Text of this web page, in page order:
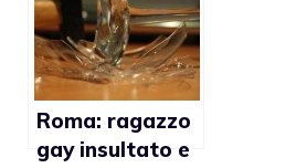
Roma: ragazzo
gay insultato e